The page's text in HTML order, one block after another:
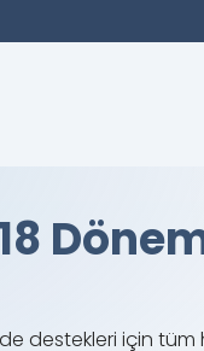
destekleri için